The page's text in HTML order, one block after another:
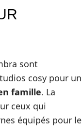
sont
cosy pour un
famille. La
ceux qui
équipés pour le